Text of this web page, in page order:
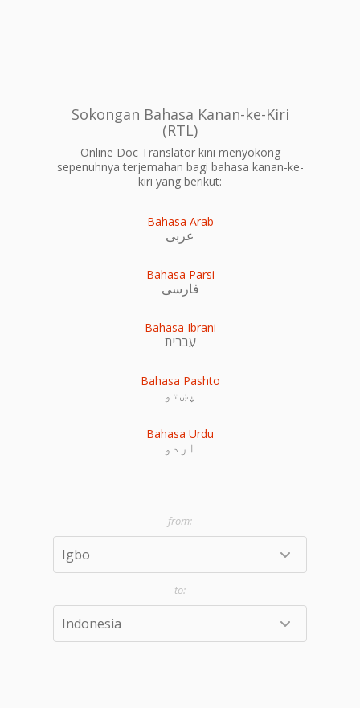
Sokongan Bahasa Kanan-ke-Kiri
(RTL)
Online Doc Translator kini menyokong
sepenuhnya terjemahan bagi bahasa kanan-ke-
kiri yang berikut:
Bahasa Arab
عربى
Bahasa Parsi
فارسی
Bahasa Ibrani
עִברִית
Bahasa Pashto
پښتو
Bahasa Urdu
اردو